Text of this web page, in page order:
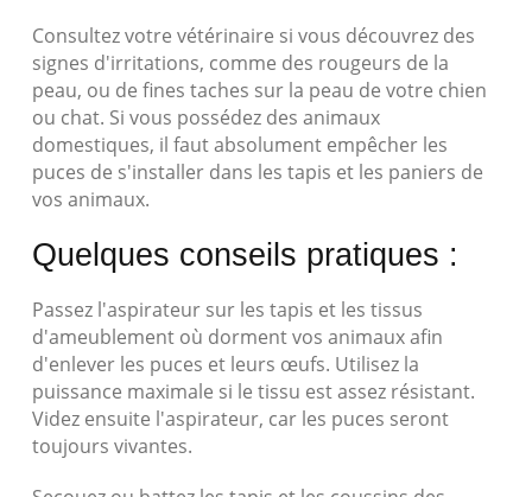
Consultez votre vétérinaire si vous découvrez des
signes d'irritations, comme des rougeurs de la
peau, ou de fines taches sur la peau de votre chien
ou chat. Si vous possédez des animaux
domestiques, il faut absolument empêcher les
puces de s'installer dans les tapis et les paniers de
vos animaux.
Quelques conseils pratiques :
Passez l'aspirateur sur les tapis et les tissus
d'ameublement où dorment vos animaux afin
d'enlever les puces et leurs œufs. Utilisez la
puissance maximale si le tissu est assez résistant.
Videz ensuite l'aspirateur, car les puces seront
toujours vivantes.